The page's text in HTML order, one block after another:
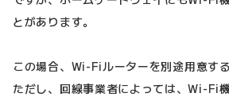
とがあります。
この場合、Wi-Fiルーターを別途用意す
ただし、回線事業者によっては、Wi-Fi